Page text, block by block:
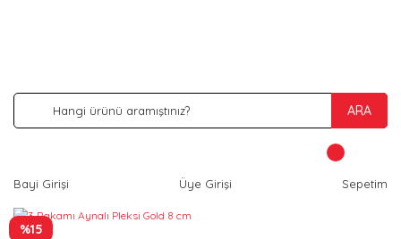
ARA
Bayi Girişi Üye Girişi Sepetim
%15